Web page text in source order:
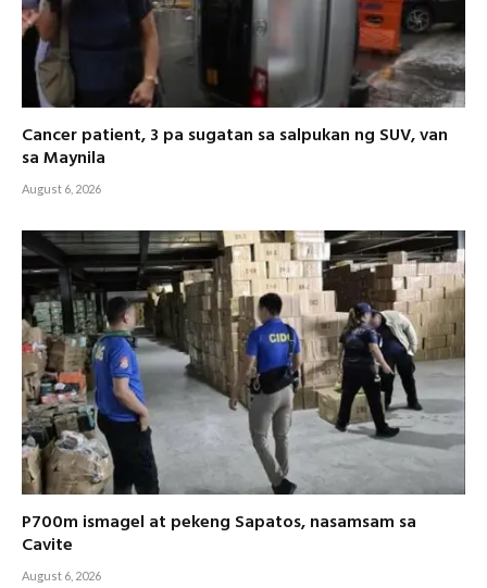
Cancer patient, 3 pa sugatan sa salpukan ng SUV, van
sa Maynila
August 6, 2026
P700m ismagel at pekeng Sapatos, nasamsam sa
Cavite
August 6, 2026